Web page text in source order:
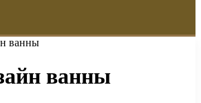
ванны
ванны